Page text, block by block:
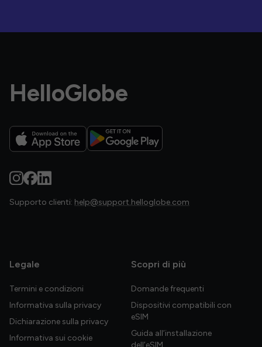
HelloGlobe
Supporto clienti: help@support.helloglobe.com
Legale
Termini e condizioni
Informativa sulla privacy
Dichiarazione sulla privacy
Informativa sui cookie
Scopri di più
Domande frequenti
Dispositivi compatibili con
eSIM
Guida all’installazione
dell’eSIM